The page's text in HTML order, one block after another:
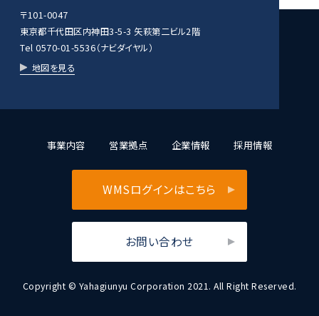
〒101-0047
東京都千代田区内神田3-5-3 矢萩第二ビル2階
Tel 0570-01-5536（ナビダイヤル）
地図を見る
事業内容 営業拠点 企業情報 採用情報
WMSログインはこちら
お問い合わせ
Copyright © Yahagiunyu Corporation 2021. All Right Reserved.